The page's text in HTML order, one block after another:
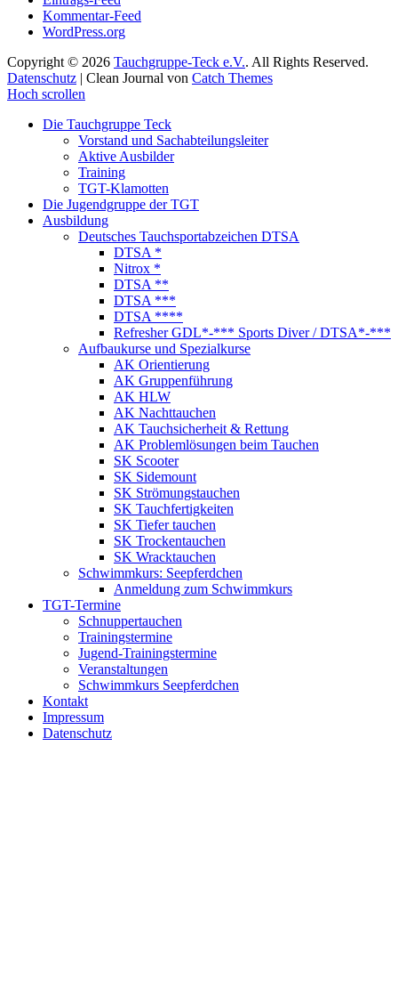
Kommentar-Feed
WordPress.org
Copyright © 2026 Tauchgruppe-Teck e.V.. All Rights Reserved.
Datenschutz | Clean Journal von Catch Themes
Hoch scrollen
Die Tauchgruppe Teck
Vorstand und Sachabteilungsleiter
Aktive Ausbilder
Training
TGT-Klamotten
Die Jugendgruppe der TGT
Ausbildung
Deutsches Tauchsportabzeichen DTSA
DTSA *
Nitrox *
DTSA **
DTSA ***
DTSA ****
Refresher GDL*-*** Sports Diver / DTSA*-***
Aufbaukurse und Spezialkurse
AK Orientierung
AK Gruppenführung
AK HLW
AK Nachttauchen
AK Tauchsicherheit & Rettung
AK Problemlösungen beim Tauchen
SK Scooter
SK Sidemount
SK Strömungstauchen
SK Tauchfertigkeiten
SK Tiefer tauchen
SK Trockentauchen
SK Wracktauchen
Schwimmkurs: Seepferdchen
Anmeldung zum Schwimmkurs
TGT-Termine
Schnuppertauchen
Trainingstermine
Jugend-Trainingstermine
Veranstaltungen
Schwimmkurs Seepferdchen
Kontakt
Impressum
Datenschutz